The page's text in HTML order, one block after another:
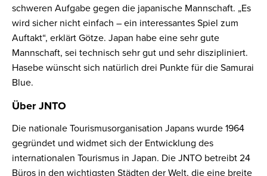
schweren Aufgabe gegen die japanische Mannschaft. „Es
wird sicher nicht einfach – ein interessantes Spiel zum
Auftakt“, erklärt Götze. Japan habe eine sehr gute
Mannschaft, sei technisch sehr gut und sehr diszipliniert.
Hasebe wünscht sich natürlich drei Punkte für die Samurai
Blue.
Über JNTO
Die nationale Tourismusorganisation Japans wurde 1964
gegründet und widmet sich der Entwicklung des
internationalen Tourismus in Japan. Die JNTO betreibt 24
Büros in den wichtigsten Städten der Welt, die eine breite